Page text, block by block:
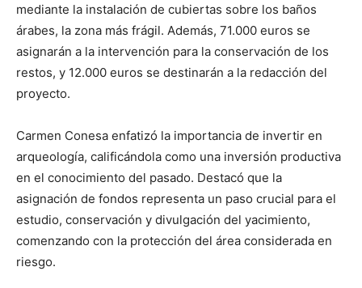
mediante la instalación de cubiertas sobre los baños
árabes, la zona más frágil. Además, 71.000 euros se
asignarán a la intervención para la conservación de los
restos, y 12.000 euros se destinarán a la redacción del
proyecto.
Carmen Conesa enfatizó la importancia de invertir en
arqueología, calificándola como una inversión productiva
en el conocimiento del pasado. Destacó que la
asignación de fondos representa un paso crucial para el
estudio, conservación y divulgación del yacimiento,
comenzando con la protección del área considerada en
riesgo.